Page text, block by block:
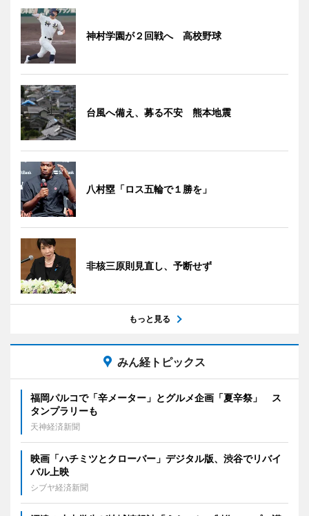
神村学園が２回戦へ 高校野球
台風へ備え、募る不安 熊本地震
八村塁「ロス五輪で１勝を」
非核三原則見直し、予断せず
もっと見る
みん経トピックス
福岡パルコで「辛メーター」とグルメ企画「夏辛祭」 ス
タンプラリーも
天神経済新聞
映画「ハチミツとクローバー」デジタル版、渋谷でリバイ
バル上映
シブヤ経済新聞